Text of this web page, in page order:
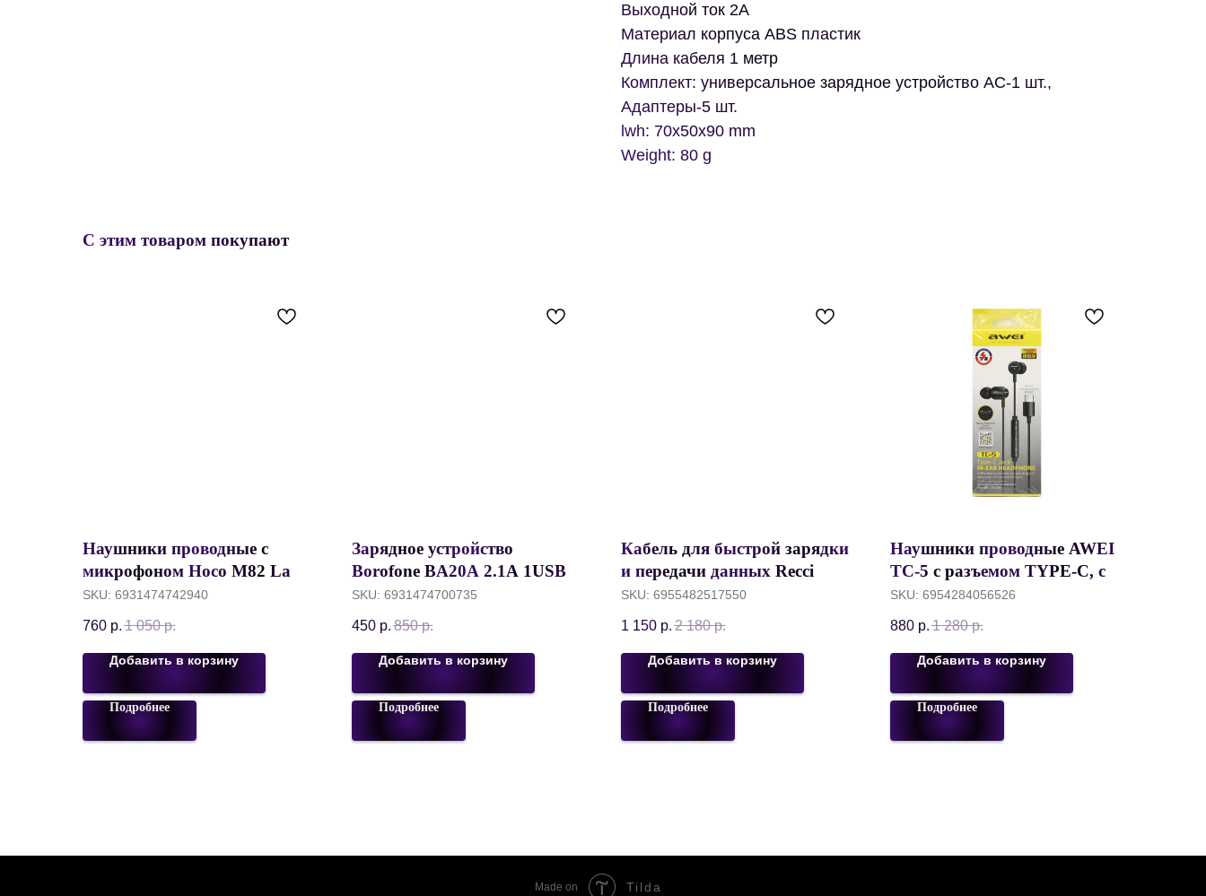
Выходной ток 2А
Материал корпуса ABS пластик
Длина кабеля 1 метр
Комплект: универсальное зарядное устройство АС-1 шт.,
Адаптеры-5 шт.
lwh: 70x50x90 mm
Weight: 80 g
С этим товаром покупают
Наушники проводные с
микрофоном Hoco M82 La
Musique Universal, mini Jack
3.5 mm, 120 см, Черный
SKU: 6931474742940
760 р. 1 050 р.
Добавить в корзину
Подробнее
Зарядное устройство
Borofone BA20A 2.1A 1USB +
Кабель USB to micro USB 1
метр, Белый
SKU: 6931474700735
450 р. 850 р.
Добавить в корзину
Подробнее
Кабель для быстрой зарядки
и передачи данных Recci
Ghost Display Fast Charging,
Type-C to Lightning, PD 20W,
120 см, Черный+Серый
SKU: 6955482517550
1 150 р. 2 180 р.
Добавить в корзину
Подробнее
Наушники проводные AWEI
TC-5 c разъемом TYPE-C, с
микрофоном, 120 см, Черный
SKU: 6954284056526
880 р. 1 280 р.
Добавить в корзину
Подробнее
Made on Tilda